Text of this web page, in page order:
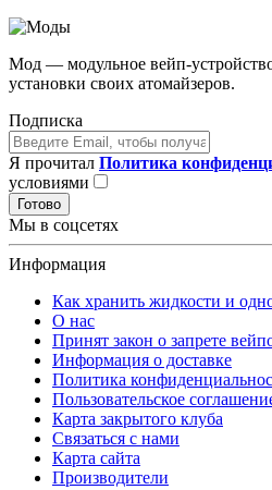
Мод — модульное вейп-
установки своих атомайзеров.
Подписка
Я прочитал Политика
условиями
Готово
Мы в соцсетях
Информация
Как хранить жидкости и
О нас
Принят закон о запрете
Информация о доставке
Политика
Пользовательское
Карта закрытого клуба
Связаться с нами
Карта сайта
Производители